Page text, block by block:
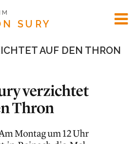
SURY
AUF DEN THRON